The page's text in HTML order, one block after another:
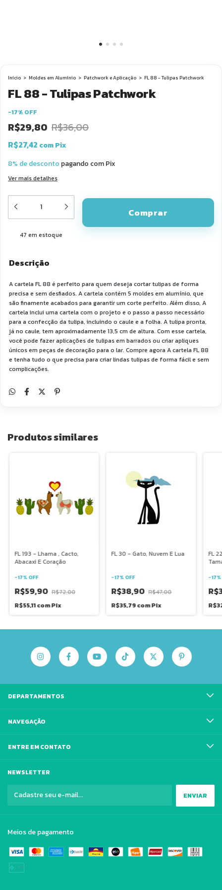
Início > Moldes em Alumínio > Patchwork e Aplicação > FL 88 - Tulipas Patchwork
FL 88 - Tulipas Patchwork
-17% OFF
R$29,80 R$36,00
R$27,42 comPix
8% de desconto pagando com Pix
Ver mais detalhes
47 em estoque
Descrição
A cartela FL 88 é perfeito para quem deseja cortar tulipas de forma
precisa e sem desfiados. A cartela contém 5 moldes em alumínio, que
são finamente acabados para garantir um corte perfeito. Além disso, A
cartela inclui uma cartela com o projeto e o passo a passo necessário
para a confecção da tulipa, incluindo o caule e a folha. A tulipa pronta,
já no caule, tem aproximadamente 13,5 cm de altura. Com esse cartela,
você pode fazer aplicações de tulipas em barrados ou criar apliques
únicos em peças de decoração para o lar. Compre agora A cartela FL 88
e tenha tudo o que precisa para criar lindas tulipas de forma fácil e sem
complicações.
Produtos similares
FL 193 - Lhama , Cacto,
Abacaxi E Coração
-17% OFF
R$59,90 R$72,00
R$55,11comPix
FL 30 - Gato, Nuvem E Lua
-17% OFF
R$38,90 R$47,00
R$35,79comPix
FL
-17%
DEPARTAMENTOS
NAVEGAÇÃO
ENTRE EM CONTATO
NEWSLETTER
Meios de pagamento